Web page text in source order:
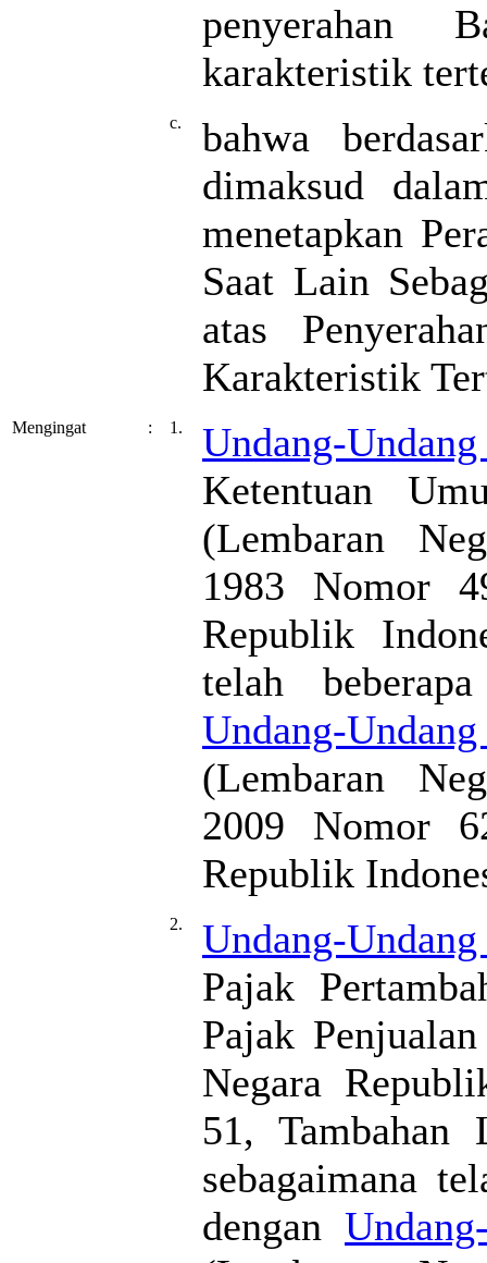
penyerahan
karakteristik
c.
bahwa
dimaksud
menetapkan
Saat Lain
atas
Karakteristik
Mengingat : 1.
Undang-
Ketentuan
(Lembaran
1983 Nomor
Republik
telah
Undang-
(Lembaran
2009 Nomor
Republik
2.
Undang-
Pajak
Pajak
Negara
51, Tambahan
sebagaimana
dengan